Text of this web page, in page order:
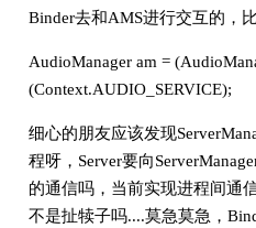
Binder去和AMS进行交互的，
AudioManager am =
(Context.AUDIO_SERVICE);
细心的朋友应该发现
程呀，Server要向
的通信吗，当前实现进程间通
不是扯犊子吗....莫急莫急，